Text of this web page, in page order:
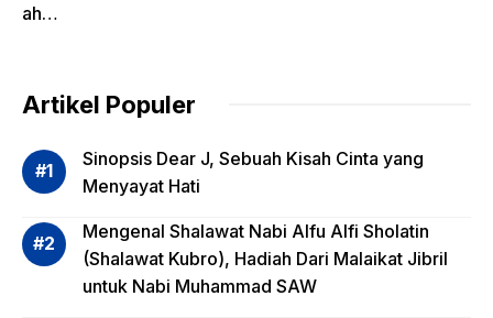
ah
dalam
si
Risiko
asi
Reksa
Artikel Populer
Sinopsis Dear J, Sebuah Kisah Cinta yang
Menyayat Hati
Mengenal Shalawat Nabi Alfu Alfi Sholatin
(Shalawat Kubro), Hadiah Dari Malaikat Jibril
untuk Nabi Muhammad SAW